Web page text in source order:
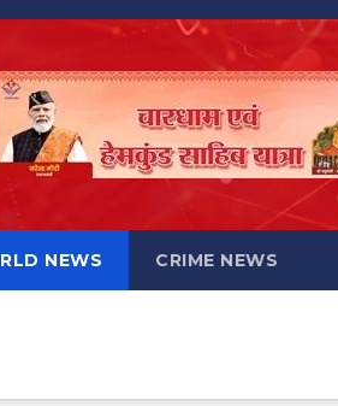
NEWS CRIME NEWS